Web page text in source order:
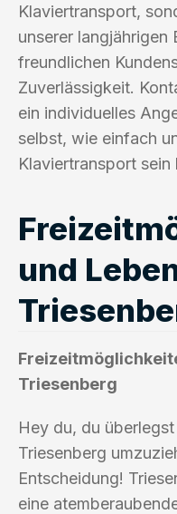
Klaviertransport,
unserer langjährigen
freundlichen
Zuverlässigkeit.
ein individuelles
selbst, wie einfach
Klaviertransport sein
und
Triesenberg
Hey du, du
Triesenberg
Entscheidung!
eine